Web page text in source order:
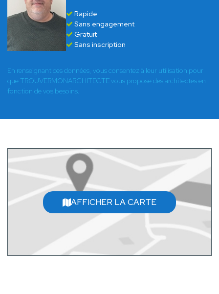
Rapide
Sans engagement
Gratuit
Sans inscription
En renseignant ces données, vous consentez à leur utilisation pour
que TROUVERMONARCHITECTE vous propose des architectes en
fonction de vos besoins.
AFFICHER LA CARTE